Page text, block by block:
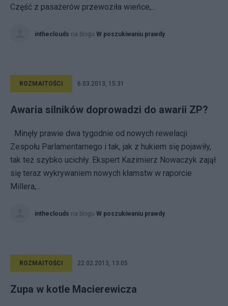
Część z pasażerów przewoziła wieńce,...
intheclouds na blogu W poszukiwaniu prawdy
ROZMAITOŚCI 6.03.2013, 15:31
Awaria silników doprowadzi do awarii ZP?
Minęły prawie dwa tygodnie od nowych rewelacji
Zespołu Parlamentarnego i tak, jak z hukiem się pojawiły,
tak też szybko ucichły. Ekspert Kazimierz Nowaczyk zajął
się teraz wykrywaniem nowych kłamstw w raporcie
Millera,...
intheclouds na blogu W poszukiwaniu prawdy
ROZMAITOŚCI 22.02.2013, 13:05
Zupa w kotle Macierewicza